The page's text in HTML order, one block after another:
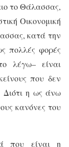
το Θάλασσας,
Οικονομική
κατά την
πολλές φορές
λέγω– είναι
που δεν
Διότι η ως άνω
κανόνες του
που είναι η